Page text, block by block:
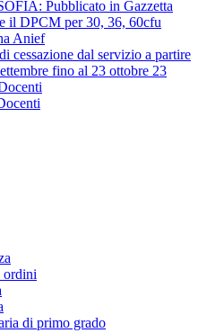
Pubblicato in Gazzetta
il DPCM per 30, 36, 60cfu
Anief
cessazione dal servizio a partire
fino al 23 ottobre 23
ordini
di primo grado